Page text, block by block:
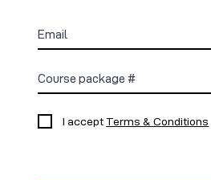
I accept Terms & Conditions